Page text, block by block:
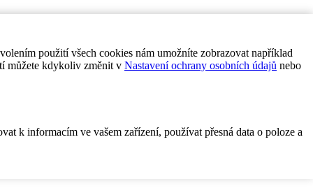
použití všech cookies nám umožníte zobrazovat například
můžete kdykoliv změnit v Nastavení ochrany osobních údajů nebo
k informacím ve vašem zařízení, používat přesná data o poloze a